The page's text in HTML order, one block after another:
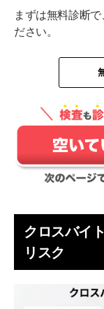
まずは無料診断
ださい。
クロスバイ
リスク